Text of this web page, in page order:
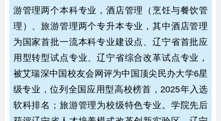
游管理两个本科专业，酒店管理（烹饪与餐饮管
理）、旅游管理两个专升本专业，其中酒店管理
为国家首批一流本科专业建设点、辽宁省首批应
用型转型试点专业、辽宁省综合改革试点专业，
被艾瑞深中国校友会网评为中国顶尖民办大学6星
级专业，位列全国应用型高校榜首，2025年入选
软科排名；旅游管理为校级特色专业。学院先后